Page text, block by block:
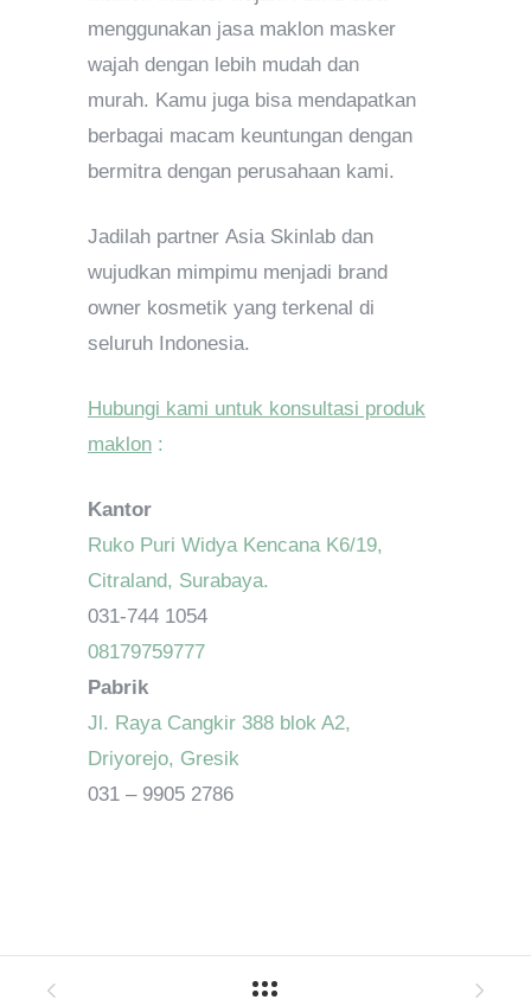
menggunakan jasa maklon masker
wajah dengan lebih mudah dan
murah. Kamu juga bisa mendapatkan
berbagai macam keuntungan dengan
bermitra dengan perusahaan kami.
Jadilah partner Asia Skinlab dan
wujudkan mimpimu menjadi brand
owner kosmetik yang terkenal di
seluruh Indonesia.
Hubungi kami untuk konsultasi produk
maklon :
Kantor
Ruko Puri Widya Kencana K6/19,
Citraland, Surabaya.
031-744 1054
08179759777
Pabrik
Jl. Raya Cangkir 388 blok A2,
Driyorejo, Gresik
031 – 9905 2786